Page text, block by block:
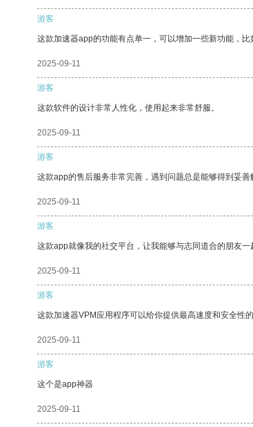
游客
这款加速器app的功能有点单一，可以增加一些新功能，比
2025-09-11
游客
这款软件的设计非常人性化，使用起来非常舒服。
2025-09-11
游客
这款app的售后服务非常完善，遇到问题总是能够得到妥善
2025-09-11
游客
这款app就像我的社交平台，让我能够与志同道合的朋友一
2025-09-11
游客
这款加速器VPM应用程序可以给你提供最高速度和安全性
2025-09-11
游客
这个是app神器
2025-09-11